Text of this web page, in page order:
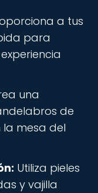
a tus
para
una
de
la mesa del
Utiliza pieles
y vajilla